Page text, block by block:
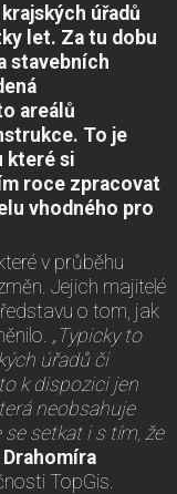
úřadů
let. Za tu dobu
stavebních
areálů
To je
které si
roce zpracovat
vhodného pro
v průběhu
Jejich majitelé
o tom, jak
„Typicky to
úřadů či
k dispozici jen
neobsahuje
setkat i s tím, že
Drahomíra
TopGis.